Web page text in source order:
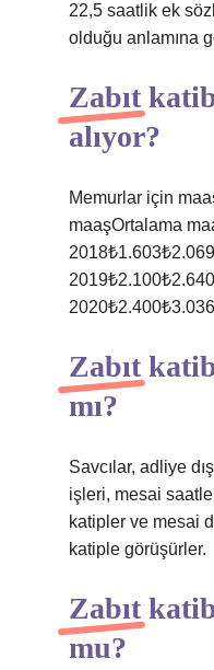
22,5 saatlik ek
olduğu anlamına
Zabıt
alıyor?
Memurlar için
maaşOrtalama
Zabıt
mı?
Savcılar, adliye
işleri, mesai
katipler ve mesai
katiple görüşürler.
Zabıt
mu?